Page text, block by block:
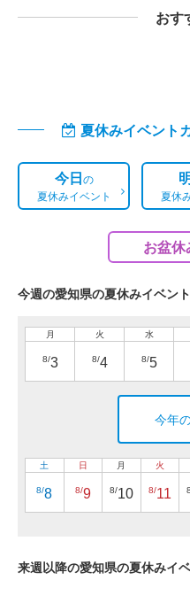
おす
夏休みイベント
今日の
夏休みイベント
夏休
お盆休
今週の愛知県の夏休みイベン
月
8/3
火
8/4
水
8/5
今年
土
8/8
日
8/9
月
8/10
火
8/11
来週以降の愛知県の夏休みイ